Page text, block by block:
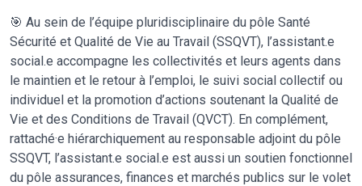
🎯 Au sein de l’équipe pluridisciplinaire du pôle Santé
Sécurité et Qualité de Vie au Travail (SSQVT), l’assistant.e
social.e accompagne les collectivités et leurs agents dans
le maintien et le retour à l’emploi, le suivi social collectif ou
individuel et la promotion d’actions soutenant la Qualité de
Vie et des Conditions de Travail (QVCT). En complément,
rattaché·e hiérarchiquement au responsable adjoint du pôle
SSQVT, l’assistant.e social.e est aussi un soutien fonctionnel
du pôle assurances, finances et marchés publics sur le volet